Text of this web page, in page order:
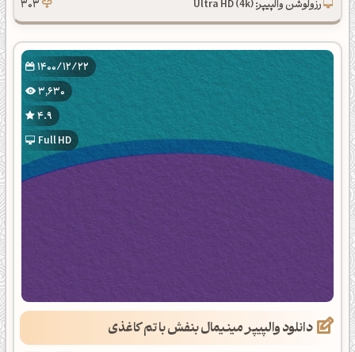
رزولوشن والپیپر: Ultra HD (4k) 303
1400/12/22
3,630
4.9
Full HD
دانلود والپیپر مینیمال بنفش با تم کاغذی